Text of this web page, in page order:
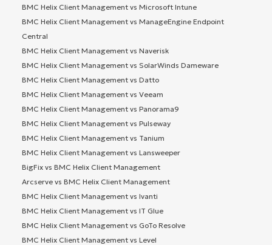
BMC Helix Client Management vs Microsoft Intune
BMC Helix Client Management vs ManageEngine Endpoint
Central
BMC Helix Client Management vs Naverisk
BMC Helix Client Management vs SolarWinds Dameware
BMC Helix Client Management vs Datto
BMC Helix Client Management vs Veeam
BMC Helix Client Management vs Panorama9
BMC Helix Client Management vs Pulseway
BMC Helix Client Management vs Tanium
BMC Helix Client Management vs Lansweeper
BigFix vs BMC Helix Client Management
Arcserve vs BMC Helix Client Management
BMC Helix Client Management vs Ivanti
BMC Helix Client Management vs IT Glue
BMC Helix Client Management vs GoTo Resolve
BMC Helix Client Management vs Level